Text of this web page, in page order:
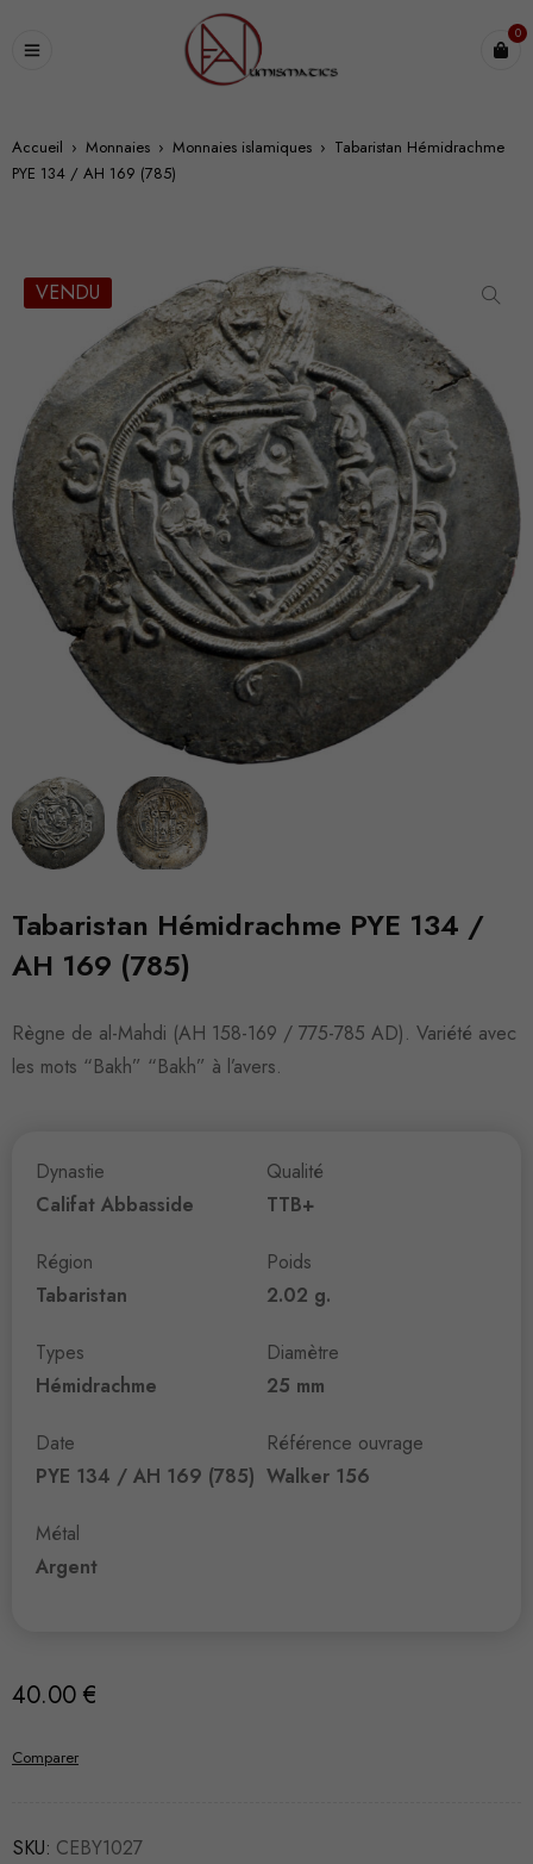
0
Accueil › Monnaies › Monnaies islamiques › Tabaristan Hémidrachme
PYE 134 / AH 169 (785)
VENDU
Tabaristan Hémidrachme PYE 134 /
AH 169 (785)
Règne de al-Mahdi (AH 158-169 / 775-785 AD). Variété avec
les mots “Bakh” “Bakh” à l’avers.
Dynastie
Califat Abbasside
Région
Tabaristan
Types
Hémidrachme
Date
PYE 134 / AH 169 (785)
Métal
Argent
Qualité
TTB+
Poids
2.02 g.
Diamètre
25 mm
Référence ouvrage
Walker 156
40.00 €
Comparer
SKU: CEBY1027